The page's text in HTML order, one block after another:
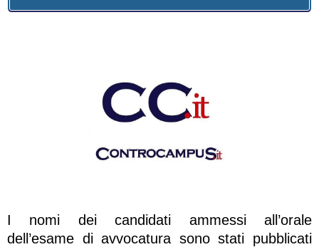
I nomi dei candidati ammessi all’orale
dell’esame di avvocatura sono stati pubblicati